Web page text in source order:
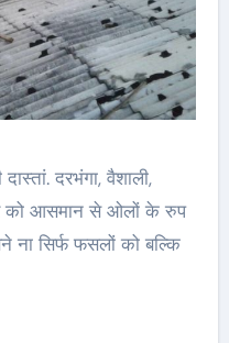
दरभंगा, वैशाली,
को आसमान से ओलों के रुप
सिर्फ फसलों को बल्कि